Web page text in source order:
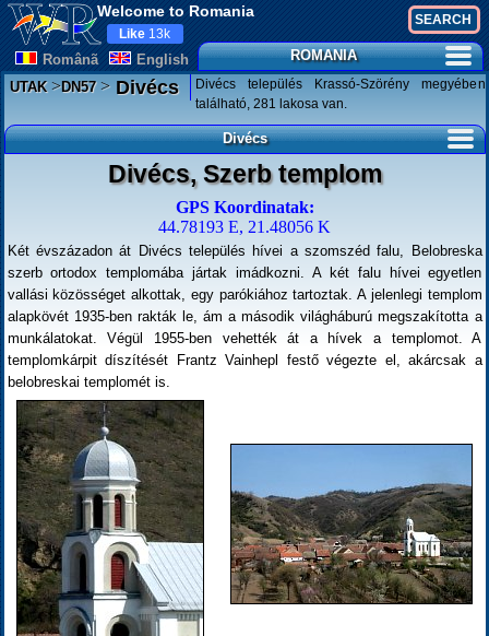
Welcome to Romania
Românã English
Like 13k
ROMANIA
UTAK>DN57>Divécs
Divécs település Krassó-Szörény megyében
található, 281 lakosa van.
Divécs
Divécs, Szerb templom
GPS Koordinatak:
44.78193 E, 21.48056 K
Két évszázadon át Divécs település hívei a szomszéd falu, Belobreska
szerb ortodox templomába jártak imádkozni. A két falu hívei egyetlen
vallási közösséget alkottak, egy parókiához tartoztak. A jelenlegi templom
alapkövét 1935-ben rakták le, ám a második világháburú megszakította a
munkálatokat. Végül 1955-ben vehették át a hívek a templomot. A
templomkárpit díszítését Frantz Vainhepl festő végezte el, akárcsak a
belobreskai templomét is.